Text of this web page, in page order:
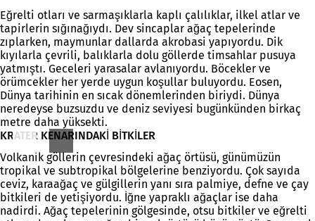
Eğrelti otları ve sarmaşıklarla kaplı çalılıklar, ilkel atlar ve
tapirlerin sığınağıydı. Dev sincaplar ağaç tepelerinde
zıplarken, maymunlar dallarda akrobasi yapıyordu. Dik
kıyılarla çevrili, balıklarla dolu göllerde timsahlar pusuya
yatmıştı. Geceleri yarasalar avlanıyordu. Böcekler ve
örümcekler her yerde uygun koşullar buluyordu. Eosen,
Dünya tarihinin en sıcak dönemlerinden biriydi. Dünya
neredeyse buzsuzdu ve deniz seviyesi bugünkünden birkaç
metre daha yüksekti.
KRATER KENARINDAKİ BİTKİLER
Volkanik göllerin çevresindeki ağaç örtüsü, günümüzün
tropikal ve subtropikal bölgelerine benziyordu. Çok sayıda
ceviz, karaağaç ve gülgillerin yanı sıra palmiye, defne ve çay
bitkileri de yetişiyordu. İğne yapraklı ağaçlar ise daha
nadirdi. Ağaç tepelerinin gölgesinde, otsu bitkiler ve eğrelti